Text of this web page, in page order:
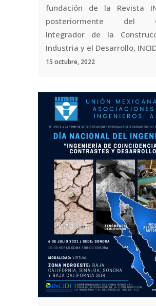
fundación de la Revista
posteriormente del
Integrador de la
Industria y el Desarrollo,
15 octubre, 2022